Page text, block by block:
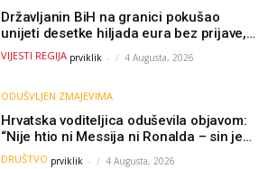
Državljanin BiH na granici pokušao
unijeti desetke hiljada eura bez prijave,
uslijedila “paprena” kazna
VIJESTI REGIJA prviklik - 4 Augusta, 2026
ODUŠVLJEN ZMAJEVIMA
Hrvatska voditeljica oduševila objavom:
“Nije htio ni Messija ni Ronalda – sin je
želio samo dres Bosne”
DRUŠTVO prviklik - 4 Augusta, 2026